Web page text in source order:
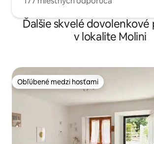
Ďalšie skvelé dovolenkové
v lokalite Molini
Obľúbené medzi hosťami
Obľúbené medzi hosťami